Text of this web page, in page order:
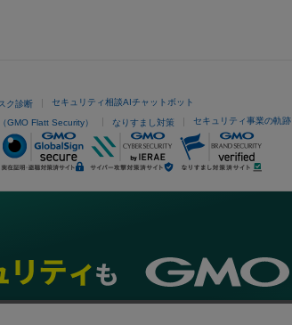
ク診断 セキュリティ相談AIチャットボット
GMO Flatt Security） なりすまし対策 セキュリティ事業の軌跡